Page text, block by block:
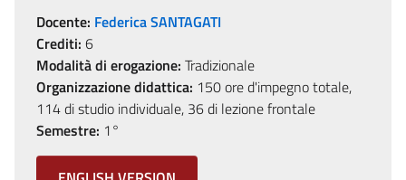
Docente: Federica SANTAGATI
Crediti: 6
Modalità di erogazione: Tradizionale
Organizzazione didattica: 150 ore d'impegno totale,
114 di studio individuale, 36 di lezione frontale
Semestre: 1°